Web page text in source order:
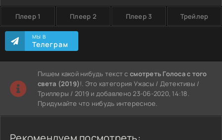
Плеер 1 Плеер 2 Плеер 3 Трейлер
МЫ В
Телеграм
Пишем какой нибудь текст ссмотреть Голоса с того
света (2019)!. Это категория Ужасы / Детективы /
Триллеры / 2019 и добавлено 23-06-2020, 14:18.
Придумайте что нибудь интересное.